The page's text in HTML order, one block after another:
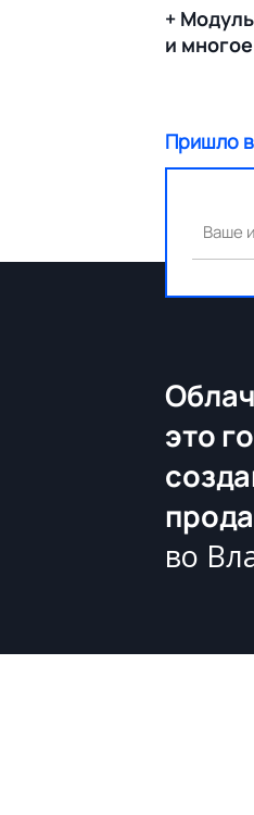
+
и
Пришло
Ваше
это
во